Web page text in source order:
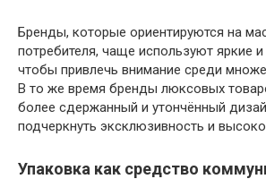
Бренды, которые ориентируются на
потребителя, чаще используют яркие
чтобы привлечь внимание среди
В то же время бренды люксовых
более сдержанный и утончённый
подчеркнуть эксклюзивность и
Упаковка как средство